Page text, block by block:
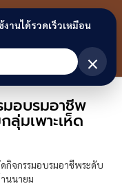
ก่น
ก์
อบรมอาชีพ
ลุ่มเพาะเห็ด
กิจกรรมอบรมอาชีพระดับ
นนายม
านได้รวดเร็วเหมือน
×